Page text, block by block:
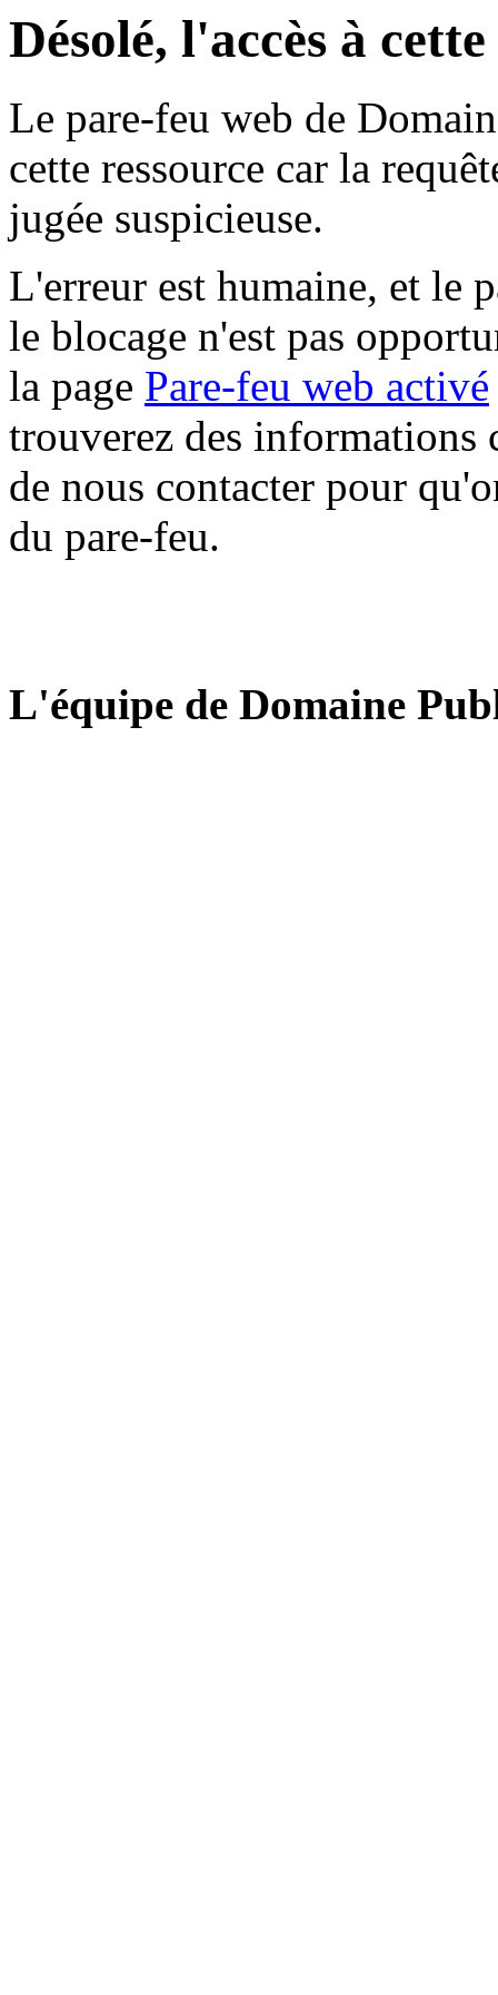
Désolé, l'accès à
Le pare-feu web de
cette ressource car la
jugée suspicieuse.
L'erreur est humaine, et le
le blocage n'est pas
la page Pare-feu web activé
trouverez des informations
de nous contacter pour
du pare-feu.
L'équipe de Domaine